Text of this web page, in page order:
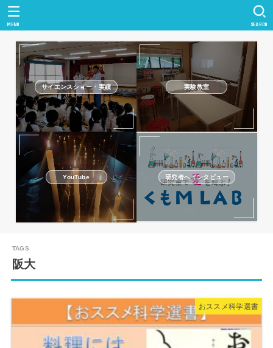
SEARCH
MENU
サイエンスショー・実績 実験教室
YouTube 研究者へインタビュー
阪大
おススメ科学選書